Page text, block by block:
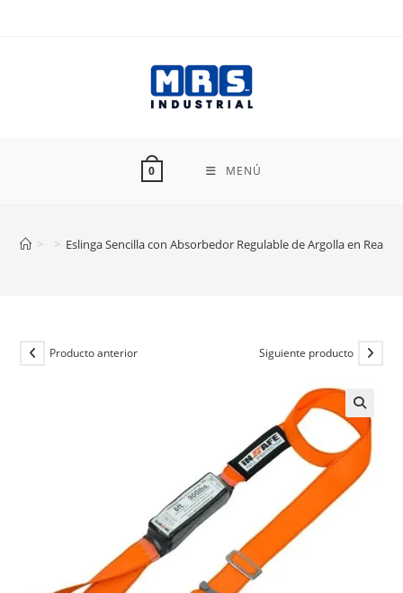
0 MENÚ
> > Eslinga Sencilla con Absorbedor Regulable de Argolla en Reata
Producto anterior Siguiente producto